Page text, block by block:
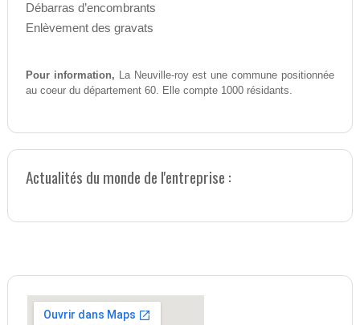
Débarras d’encombrants
Enlèvement des gravats
Pour information, La Neuville-roy est une commune positionnée
au coeur du département 60. Elle compte 1000 résidants.
Actualités du monde de l'entreprise :